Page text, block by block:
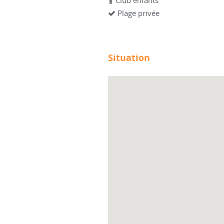
Plage privée
Situation